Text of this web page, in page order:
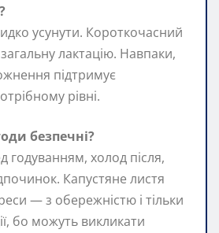
усунути. Короткочасний
лактацію. Навпаки,
підтримує
рівні.
безпечні?
годуванням, холод після,
Капустяне листя
— з обережністю і тільки
бо можуть викликати